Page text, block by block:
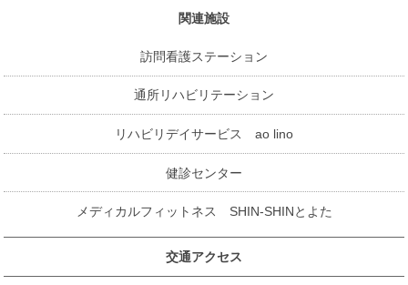
関連施設
訪問看護ステーション
通所リハビリテーション
リハビリデイサービス ao lino
健診センター
メディカルフィットネス SHIN-SHINとよた
交通アクセス